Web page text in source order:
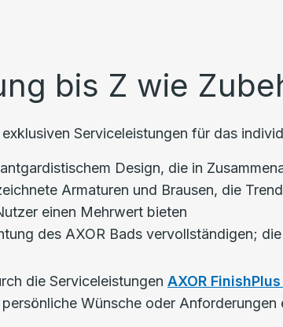
bis Z wie
Serviceleistungen für das
Design, die in
Armaturen und Brausen, die
einen Mehrwert bieten
des AXOR Bads vervollständigen;
die Serviceleistungen AXOR
Wünsche oder Anforderungen